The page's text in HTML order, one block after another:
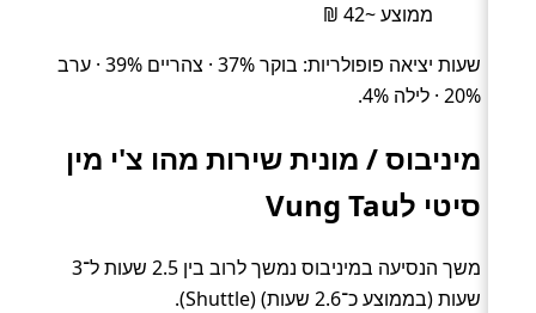
ממוצע ~42 ₪
שעות יציאה פופולריות: בוקר 37% · צהריים 39% · ערב
20% · לילה 4%.
מיניבוס / מונית שירות מהו צ'י מין
סיטי לVung Tau
משך הנסיעה במיניבוס נמשך לרוב בין 2.5 שעות ל־3
שעות (בממוצע כ־2.6 שעות) (Shuttle).